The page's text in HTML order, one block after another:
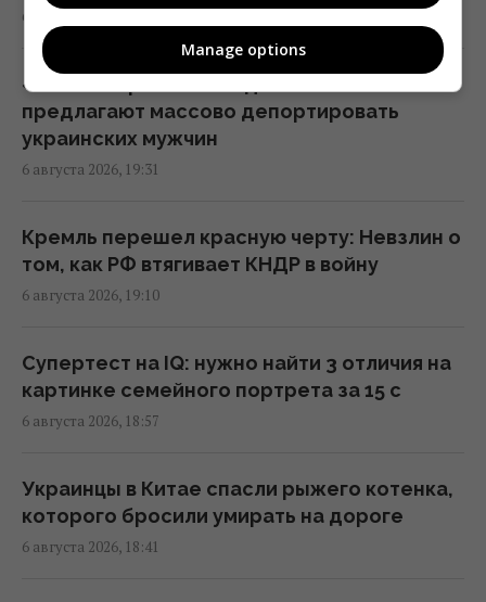
19:35 четверг, 06 августа 2026
Люди, родившиеся в эти месяцы, самые
ответственные
19:30 четверг, 06 августа 2026
электроэнергию: Шмыгаль раскрыл
детали
19:22 четверг, 06 августа 2026
Спутник Сатурна вращается так медленно,
что его сутки продолжаются почти 16 дней
18:57 четверг, 06 августа 2026
Запад проигнорировал просьбу Киева о
срочных поставках зенитных ракет, – NYT
18:56 четверг, 06 августа 2026
6 августа 2026, 19:49
«Чтобы Украина победила»: в Польше
предлагают массово депортировать
украинских мужчин
6 августа 2026, 19:31
Кремль перешел красную черту: Невзлин о
том, как РФ втягивает КНДР в войну
6 августа 2026, 19:10
Супертест на IQ: нужно найти 3 отличия на
картинке семейного портрета за 15 с
6 августа 2026, 18:57
Украинцы в Китае спасли рыжего котенка,
которого бросили умирать на дороге
6 августа 2026, 18:41
Manage options